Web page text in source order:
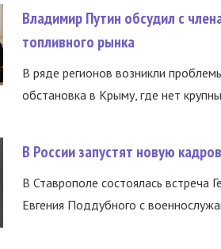
Владимир Путин обсудил с
топливного рынка
В ряде регионов возникли
обстановка в Крыму, где нет
В России запустят новую
В Ставрополе состоялась встреча
Евгения Поддубного с